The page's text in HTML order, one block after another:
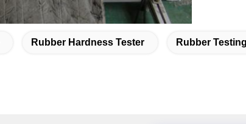
Rubber Hardness Tester Rubber